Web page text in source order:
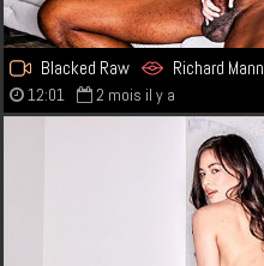
Blacked Raw Richard Mann
12:01 2 mois il y a